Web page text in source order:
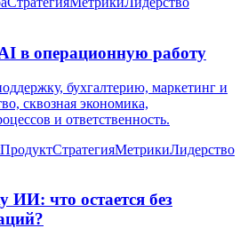
в операционную работу
бухгалтерию, маркетинг и
сквозная экономика,
и ответственность.
ПродуктСтратегияМетрикиЛидерство
ИИ: что остается без